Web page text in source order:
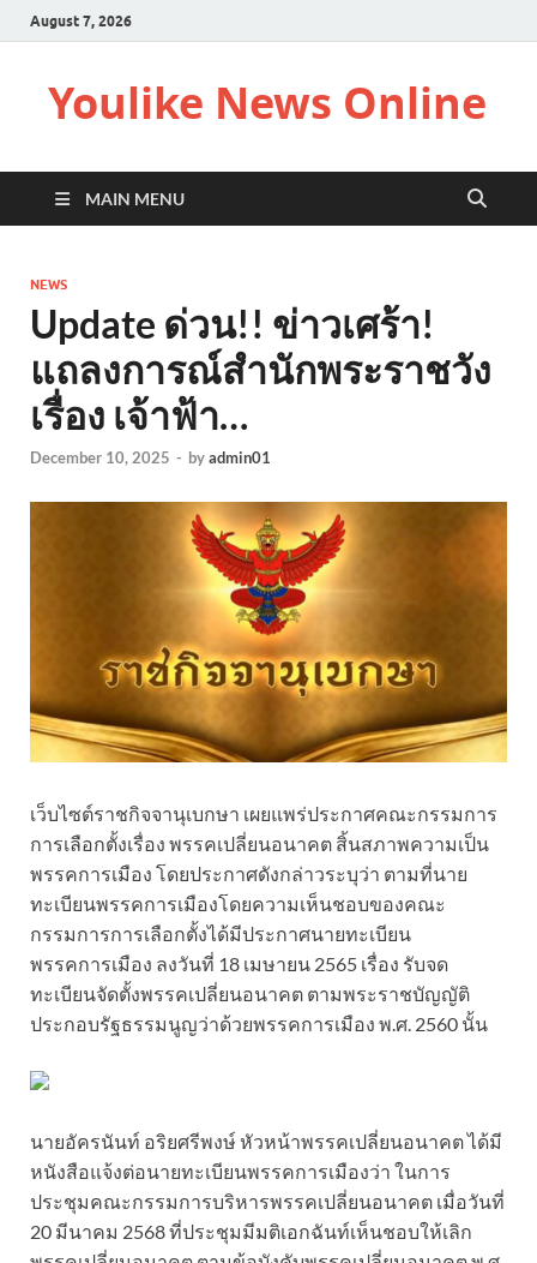
August 7, 2026
Youlike News Online
MAIN MENU
NEWS
Update ด่วน!! ข่าวเศร้า!
แถลงการณ์สำนักพระราชวัง
เรื่อง เจ้าฟ้า…
December 10, 2025 - byadmin01
เว็บไซต์ราชกิจจานุเบกษา เผยแพร่ประกาศคณะกรรมการ
การเลือกตั้งเรื่อง พรรคเปลี่ยนอนาคต สิ้นสภาพความเป็น
พรรคการเมือง โดยประกาศดังกล่าวระบุว่า ตามที่นาย
ทะเบียนพรรคการเมืองโดยความเห็นชอบของคณะ
กรรมการการเลือกตั้งได้มีประกาศนายทะเบียน
พรรคการเมือง ลงวันที่ 18 เมษายน 2565 เรื่อง รับจด
ทะเบียนจัดตั้งพรรคเปลี่ยนอนาคต ตามพระราชบัญญัติ
ประกอบรัฐธรรมนูญว่าด้วยพรรคการเมือง พ.ศ. 2560 นั้น
นายอัครนันท์ อริยศรีพงษ์ หัวหน้าพรรคเปลี่ยนอนาคต ได้มี
หนังสือแจ้งต่อนายทะเบียนพรรคการเมืองว่า ในการ
ประชุมคณะกรรมการบริหารพรรคเปลี่ยนอนาคต เมื่อวันที่
20 มีนาคม 2568 ที่ประชุมมีมติเอกฉันท์เห็นชอบให้เลิก